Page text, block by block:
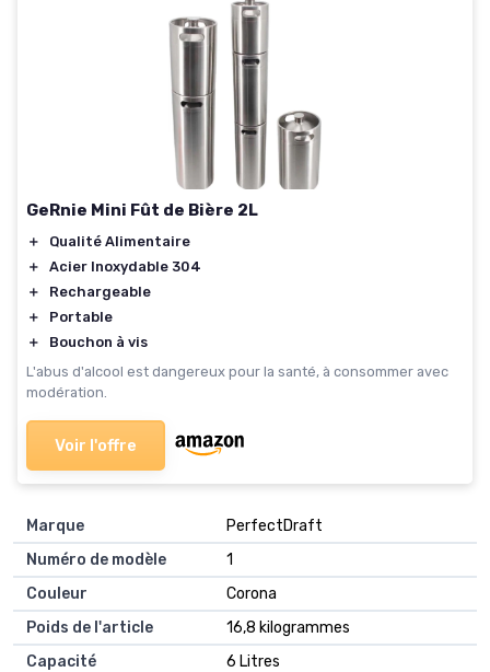
GeRnie Mini Fût de Bière 2L
＋
Qualité Alimentaire
＋
Acier Inoxydable 304
＋
Rechargeable
＋
Portable
＋
Bouchon à vis
L'abus d'alcool est dangereux pour la santé, à consommer avec
modération.
Voir l'offre
Marque
‎PerfectDraft
Numéro de modèle
‎1
Couleur
‎Corona
Poids de l'article
‎16,8 kilogrammes
Capacité
‎6 Litres